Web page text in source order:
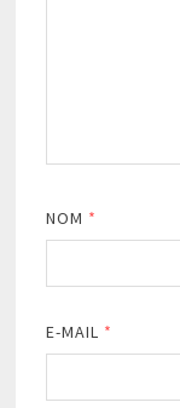
NOM *
E-MAIL *